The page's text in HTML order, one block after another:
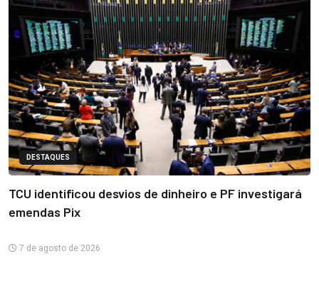
DESTAQUES
TCU identificou desvios de dinheiro e PF investigará
emendas Pix
7 de agosto de 2026